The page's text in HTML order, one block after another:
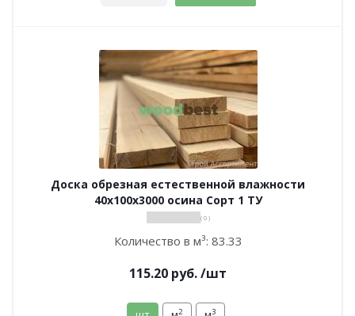
Доска обрезная естественной влажности
40х100х3000 осина Сорт 1 ТУ
( 0 )
Количество в м³: 83.33
115.20 руб./шт
2 3